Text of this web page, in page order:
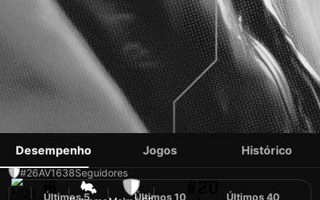
ERIK BOTHEIM
#26AV1638Seguidores
Desempenho Jogos Histórico
Últimos 5 Últimos 10 Últimos 40